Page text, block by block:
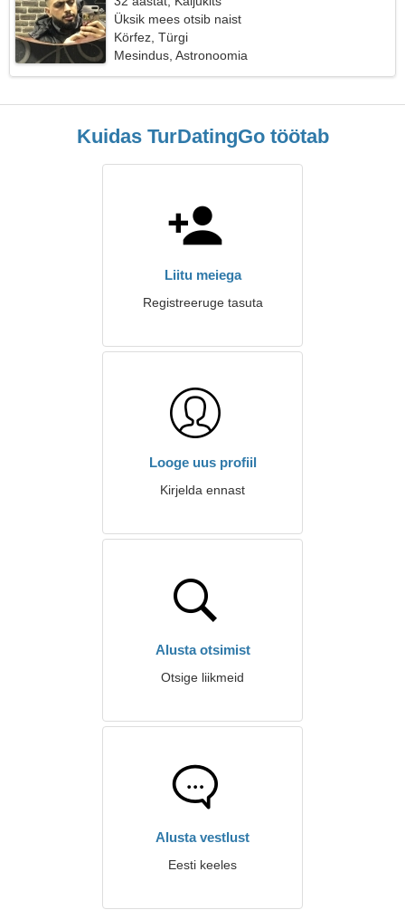
Üksik mees otsib naist
Körfez, Türgi
Mesindus, Astronoomia
Kuidas TurDatingGo töötab
Liitu meiega
Registreeruge tasuta
Looge uus profiil
Kirjelda ennast
Alusta otsimist
Otsige liikmeid
Alusta vestlust
Eesti keeles